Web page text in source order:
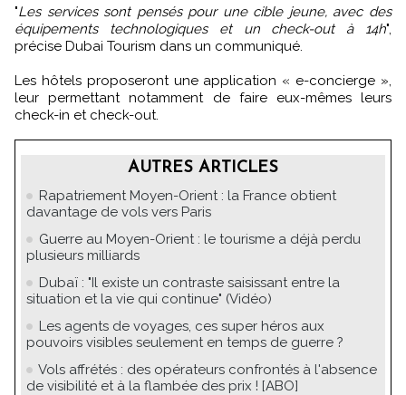
"Les services sont pensés pour une cible jeune, avec des
équipements technologiques et un check-out à 14h",
précise Dubai Tourism dans un communiqué.
Les hôtels proposeront une application « e-concierge »,
leur permettant notamment de faire eux-mêmes leurs
check-in et check-out.
AUTRES ARTICLES
Rapatriement Moyen-Orient : la France obtient
davantage de vols vers Paris
Guerre au Moyen-Orient : le tourisme a déjà perdu
plusieurs milliards
Dubaï : "Il existe un contraste saisissant entre la
situation et la vie qui continue" (Vidéo)
Les agents de voyages, ces super héros aux
pouvoirs visibles seulement en temps de guerre ?
Vols affrétés : des opérateurs confrontés à l'absence
de visibilité et à la flambée des prix ! [ABO]